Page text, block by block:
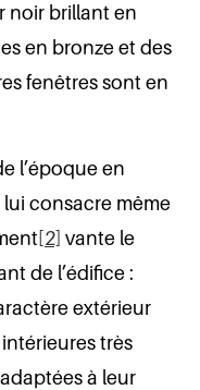
noir brillant en
en bronze et des
fenêtres sont en
l’époque en
lui consacre même
[2] vante le
de l’édifice :
extérieur
très
à leur